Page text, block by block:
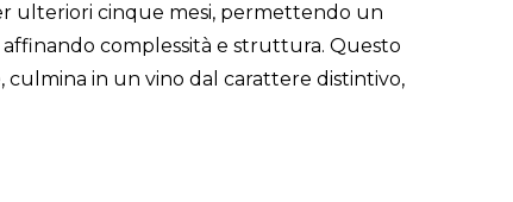
ulteriori cinque mesi, permettendo un
complessità e struttura. Questo
culmina in un vino dal carattere distintivo,